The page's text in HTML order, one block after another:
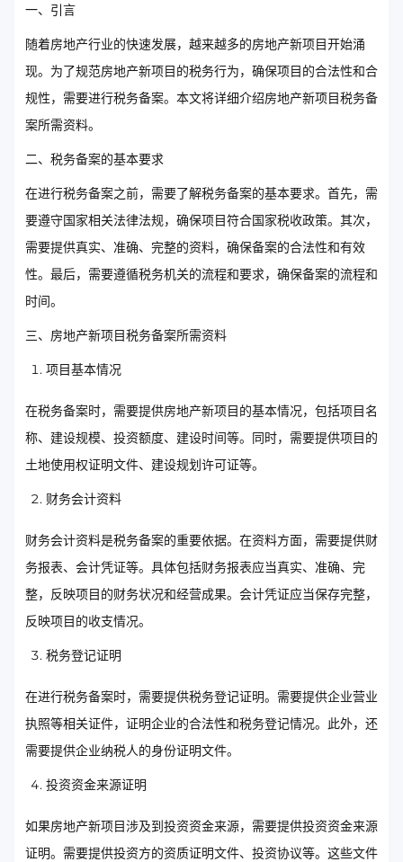
一、引言
随着房地产行业的快速发展，越来越多的房地产新项目开始涌
现。为了规范房地产新项目的税务行为，确保项目的合法性和合
规性，需要进行税务备案。本文将详细介绍房地产新项目税务备
案所需资料。
二、税务备案的基本要求
在进行税务备案之前，需要了解税务备案的基本要求。首先，需
要遵守国家相关法律法规，确保项目符合国家税收政策。其次，
需要提供真实、准确、完整的资料，确保备案的合法性和有效
性。最后，需要遵循税务机关的流程和要求，确保备案的流程和
时间。
三、房地产新项目税务备案所需资料
项目基本情况
在税务备案时，需要提供房地产新项目的基本情况，包括项目名
称、建设规模、投资额度、建设时间等。同时，需要提供项目的
土地使用权证明文件、建设规划许可证等。
财务会计资料
财务会计资料是税务备案的重要依据。在资料方面，需要提供财
务报表、会计凭证等。具体包括财务报表应当真实、准确、完
整，反映项目的财务状况和经营成果。会计凭证应当保存完整，
反映项目的收支情况。
税务登记证明
在进行税务备案时，需要提供税务登记证明。需要提供企业营业
执照等相关证件，证明企业的合法性和税务登记情况。此外，还
需要提供企业纳税人的身份证明文件。
投资资金来源证明
如果房地产新项目涉及到投资资金来源，需要提供投资资金来源
证明。需要提供投资方的资质证明文件、投资协议等。这些文件